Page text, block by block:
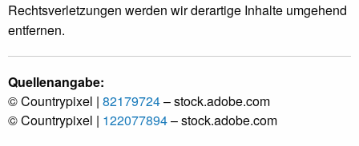
Rechtsverletzungen werden wir derartige Inhalte umgehend
entfernen.
Quellenangabe:
© Countrypixel | 82179724– stock.adobe.com
© Countrypixel | 122077894– stock.adobe.com